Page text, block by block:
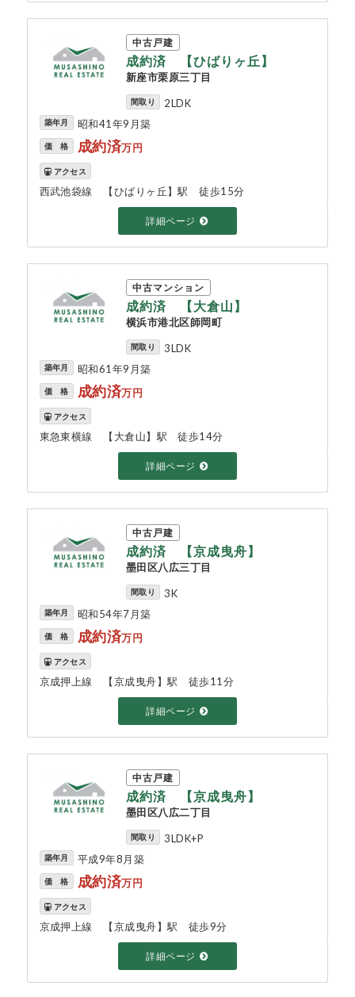
中古戸建
成約済 【ひばりヶ丘】
新座市栗原三丁目
間取り 2LDK
築年月 昭和41年9月築
価 格 成約済万円
アクセス
西武池袋線 【ひばりヶ丘】駅 徒歩15分
詳細ページ
中古マンション
成約済 【大倉山】
横浜市港北区師岡町
間取り 3LDK
築年月 昭和61年9月築
価 格 成約済万円
アクセス
東急東横線 【大倉山】駅 徒歩14分
詳細ページ
中古戸建
成約済 【京成曳舟】
墨田区八広三丁目
間取り 3K
築年月 昭和54年7月築
価 格 成約済万円
アクセス
京成押上線 【京成曳舟】駅 徒歩11分
詳細ページ
中古戸建
成約済 【京成曳舟】
墨田区八広二丁目
間取り 3LDK+P
築年月 平成9年8月築
価 格 成約済万円
アクセス
京成押上線 【京成曳舟】駅 徒歩9分
詳細ページ